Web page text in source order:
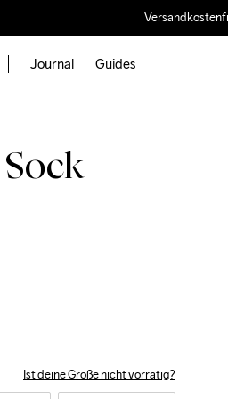
Journal Guides
Ist deine Größe nicht vorrätig?